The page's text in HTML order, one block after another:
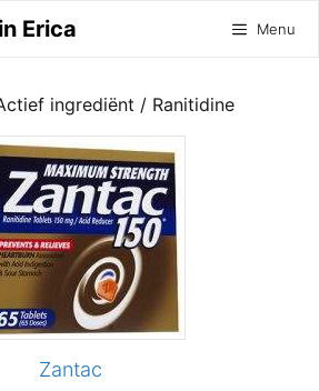
Erica Menu
ingrediënt / Ranitidine
Zantac